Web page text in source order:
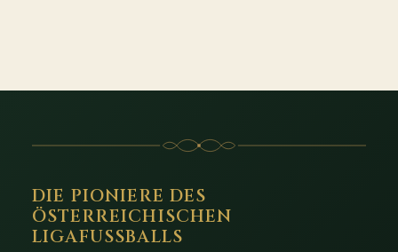
DIE PIONIERE DES
ÖSTERREICHISCHEN
LIGAFUSSBALLS